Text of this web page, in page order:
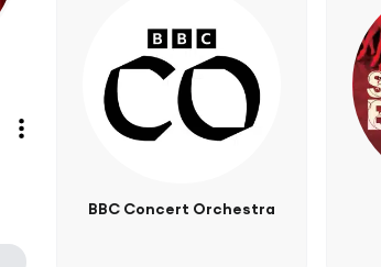
BBC Concert Orchestra